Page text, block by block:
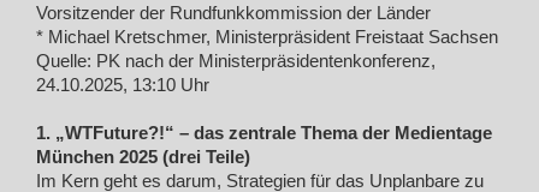
Vorsitzender der Rundfunkkommission der Länder
* Michael Kretschmer, Ministerpräsident Freistaat Sachsen
Quelle: PK nach der Ministerpräsidentenkonferenz,
24.10.2025, 13:10 Uhr
1. „WTFuture?!“ – das zentrale Thema der Medientage
München 2025 (drei Teile)
Im Kern geht es darum, Strategien für das Unplanbare zu